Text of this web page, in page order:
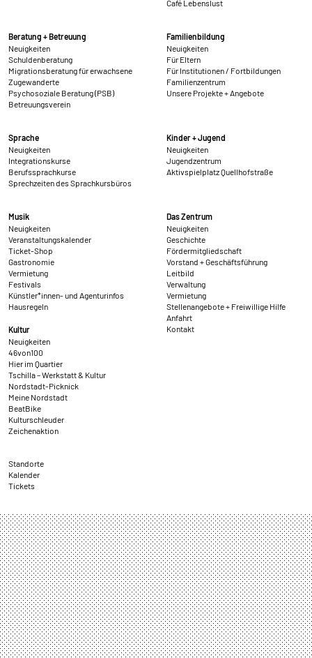
Café Lebenslust
Beratung + Betreuung
Neuigkeiten
Schuldenberatung
Migrationsberatung für erwachsene
Zugewanderte
Psychosoziale Beratung (PSB)
Betreuungsverein
Familienbildung
Neuigkeiten
Für Eltern
Für Institutionen / Fortbildungen
Familienzentrum
Unsere Projekte + Angebote
Sprache
Neuigkeiten
Integrationskurse
Berufssprachkurse
Sprechzeiten des Sprachkursbüros
Kinder + Jugend
Neuigkeiten
Jugendzentrum
Aktivspielplatz Quellhofstraße
Musik
Neuigkeiten
Veranstaltungskalender
Ticket-Shop
Gastronomie
Vermietung
Festivals
Künstler*innen- und Agenturinfos
Hausregeln
Kultur
Neuigkeiten
46von100
Hier im Quartier
Tschilla – Werkstatt & Kultur
Nordstadt-Picknick
Meine Nordstadt
BeatBike
Kulturschleuder
Zeichenaktion
Das Zentrum
Neuigkeiten
Geschichte
Fördermitgliedschaft
Vorstand + Geschäftsführung
Leitbild
Verwaltung
Vermietung
Stellenangebote + Freiwillige Hilfe
Anfahrt
Kontakt
Standorte
Kalender
Tickets